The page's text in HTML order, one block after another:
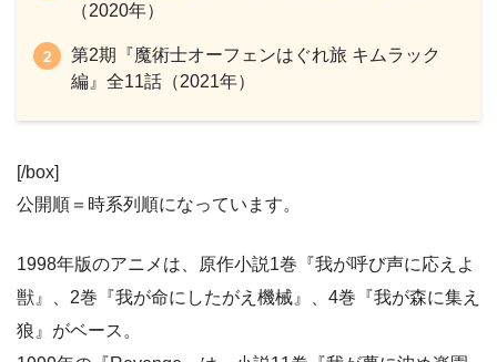
（2020年）
第2期『魔術士オーフェンはぐれ旅 キムラック
編』全11話（2021年）
[/box]
公開順＝時系列順になっています。
1998年版のアニメは、原作小説1巻『我が呼び声に応えよ
獣』、2巻『我が命にしたがえ機械』、4巻『我が森に集え
狼』がベース。